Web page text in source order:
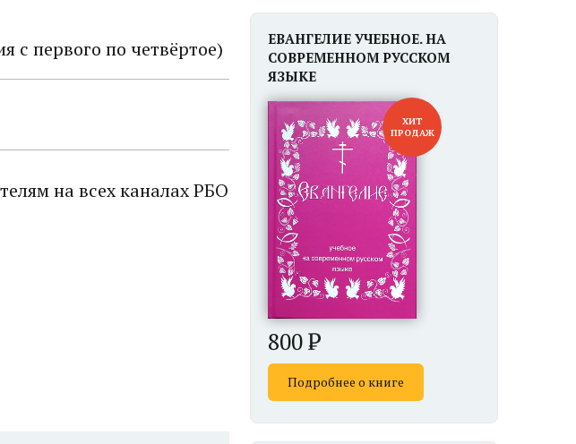
с первого по четвёртое)
на всех каналах РБО
ЕВАНГЕЛИЕ УЧЕБНОЕ. НА
СОВРЕМЕННОМ РУССКОМ
ЯЗЫКЕ
ХИТ
ПРОДАЖ
800
Подробнее о книге